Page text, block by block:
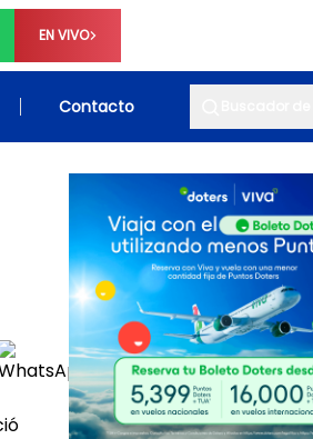
EN VIVO
Contacto